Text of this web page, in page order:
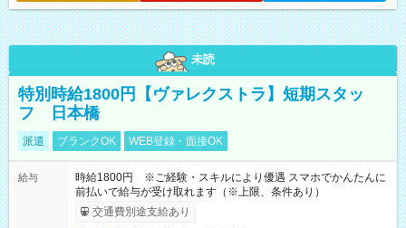
未読
特別時給1800円【ヴァレクストラ】短期スタッ
フ 日本橋
派遣 ブランクOK WEB登録・面接OK
給与
時給1800円 ※ご経験・スキルにより優遇 スマホでかんたんに
前払いで給与が受け取れます（※上限、条件あり）
交通費別途支給あり